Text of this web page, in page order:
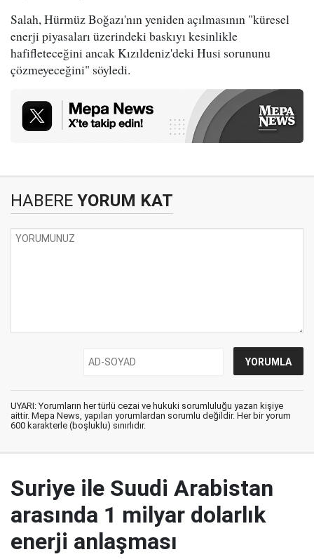
Salah, Hürmüz Boğazı'nın yeniden açılmasının "küresel
enerji piyasaları üzerindeki baskıyı kesinlikle
hafifleteceğini ancak Kızıldeniz'deki Husi sorununu
çözmeyeceğini" söyledi.
HABERE YORUM KAT
UYARI: Yorumların her türlü cezai ve hukuki sorumluluğu yazan kişiye
aittir. Mepa News, yapılan yorumlardan sorumlu değildir. Her bir yorum
600 karakterle (boşluklu) sınırlıdır.
Suriye ile Suudi Arabistan
arasında 1 milyar dolarlık
enerji anlaşması